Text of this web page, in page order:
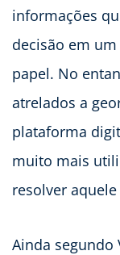
informações
decisão em
papel. No
atrelados a
plataforma
muito mais
resolver
Ainda segundo